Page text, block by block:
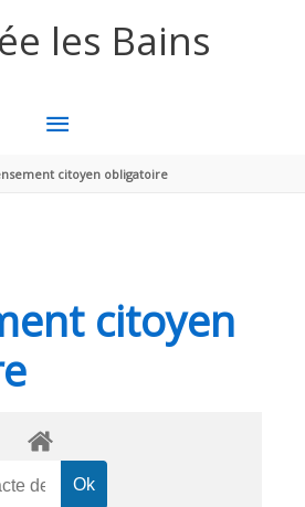
les Bains
MENU
PRINCIPAL
citoyen obligatoire
citoyen